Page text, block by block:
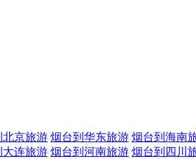
北京旅游 烟台到华东旅游 烟台到海南
大连旅游 烟台到河南旅游 烟台到四川